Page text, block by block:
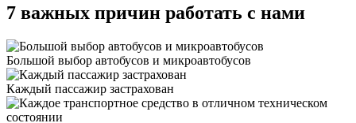
7 важных причин работать с нами
Большой выбор автобусов и микроавтобусов
Каждый пассажир застрахован